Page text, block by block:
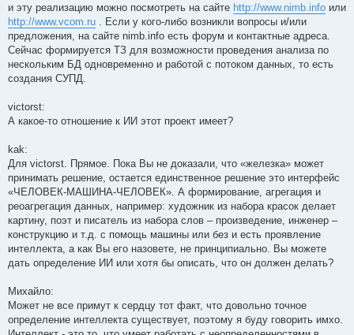
и эту реализацию можно посмотреть на сайте http://www.nimb.info или
http://www.vcom.ru . Если у кого-либо возникли вопросы и/или
предложения, на сайте nimb.info есть форум и контактные адреса.
Сейчас формируется ТЗ для возможности проведения анализа по
нескольким БД одновременно и работой с потоком данных, то есть
создания СУПД.
victorst:
А какое-то отношение к ИИ этот проект имеет?
kak:
Для victorst. Прямое. Пока Вы не доказали, что «железка» может
принимать решение, остается единственное решение это интерфейс
«ЧЕЛОВЕК-МАШИНА-ЧЕЛОВЕК». А формирование, агрегация и
реоагрегация данных, например: художник из набора красок делает
картину, поэт и писатель из набора слов – произведение, инженер –
конструкцию и т.д. с помощь машины или без и есть проявление
интеллекта, а как Вы его назовете, не принципиально. Вы можете
дать определение ИИ или хотя бы описать, что он должен делать?
Михайло:
Может не все примут к сердцу тот факт, что довольно точное
определение интеллекта существует, поэтому я буду говорить имхо.